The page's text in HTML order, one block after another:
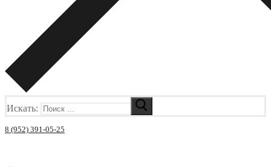
Искать:
8 (952) 391-05-25